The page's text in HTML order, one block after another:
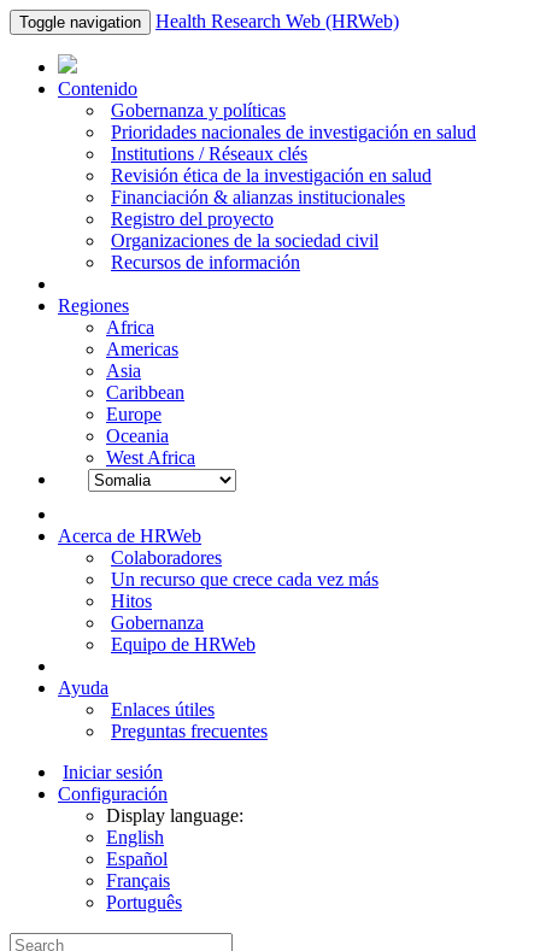
Toggle navigation Health Research Web (HRWeb)
Contenido
Gobernanza y políticas
Prioridades nacionales de investigación en salud
Institutions / Réseaux clés
Revisión ética de la investigación en salud
Financiación & alianzas institucionales
Registro del proyecto
Organizaciones de la sociedad civil
Recursos de información
Regiones
Africa
Americas
Asia
Caribbean
Europe
Oceania
West Africa
Acerca de HRWeb
Colaboradores
Un recurso que crece cada vez más
Hitos
Gobernanza
Equipo de HRWeb
Ayuda
Enlaces útiles
Preguntas frecuentes
Iniciar sesión
Configuración
Display language:
English
Español
Français
Português